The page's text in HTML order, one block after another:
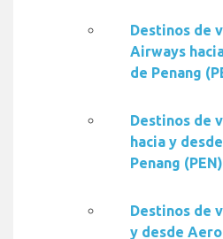
Destinos de
Airways
de Penang
Destinos de
hacia y
Penang (PEN)
Destinos de
y desde